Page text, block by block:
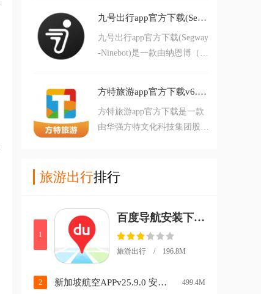
店预定、周边用车等等功能，
为你出行提供便捷服务，让旅
游更简单。
九号出行app官方下载(Segway-Ninebot)v6.10.8 安卓版
九号出行app官方下载(Segway
-Ninebot)是一款由纳恩博（北
助用户连接自己所有的车辆设
备，线上控制查看数据更加方
便，多种操控模式随意选择，
简介：九号
方特旅游app官方下载v6.0.30 安卓版
方特旅游app官方下载是一款
由华强方特文化科技集团股份
遍所有，快来下载方特旅游A
介：“方特旅游”是华强方特集
团为旗下方特系列主题乐园量
身打造的官方智
旅游出行排行
1
百度导航安装下载手机版(百度地图)v21.18.0 安卓版
旅游出行 / 196.8M
2 新加坡航空APPv25.9.0 安卓版 499.4M